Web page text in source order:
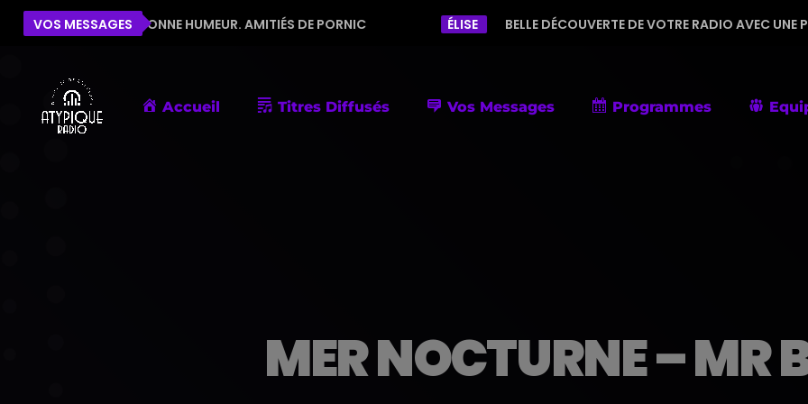
VOS MESSAGES
BONNE HUMEUR. AMITIÉS DE PORNIC ÉLISE BELLE DÉCOUVERTE DE VOTRE RADIO AVEC UNE
Accueil Titres Diffusés Vos Messages Programmes
MER NOCTURNE – MR